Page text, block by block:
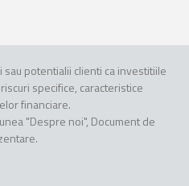
sau potentialii clienti ca investitiile
specifice, caracteristice
financiare.
"Despre noi", Document de